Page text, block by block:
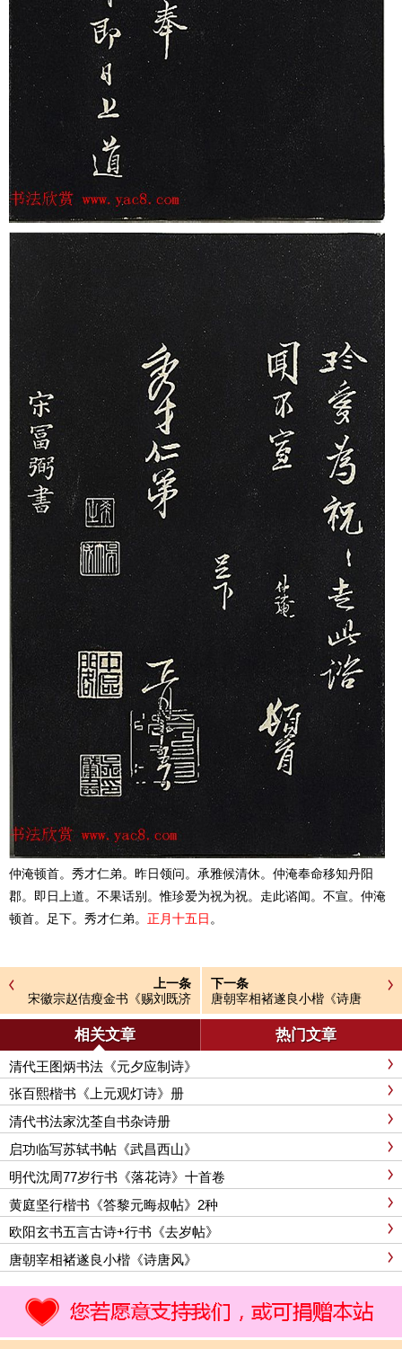
仲淹顿首。秀才仁弟。昨日领问。承雅候清休。仲淹奉命移知丹阳
郡。即日上道。不果话别。惟珍爱为祝为祝。走此谘闻。不宣。仲淹
顿首。足下。秀才仁弟。 正月十五日 。
上一条
宋徽宗赵佶瘦金书《赐刘既济
书》
下一条
唐朝宰相褚遂良小楷《诗唐
风》
相关文章 热门文章
清代王图炳书法《元夕应制诗》
张百熙楷书《上元观灯诗》册
清代书法家沈荃自书杂诗册
启功临写苏轼书帖《武昌西山》
明代沈周77岁行书《落花诗》十首卷
黄庭坚行楷书《答黎元晦叔帖》2种
欧阳玄书五言古诗+行书《去岁帖》
唐朝宰相褚遂良小楷《诗唐风》